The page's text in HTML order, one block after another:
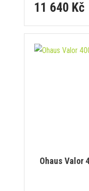
11 640 Kč
Ohaus Valor